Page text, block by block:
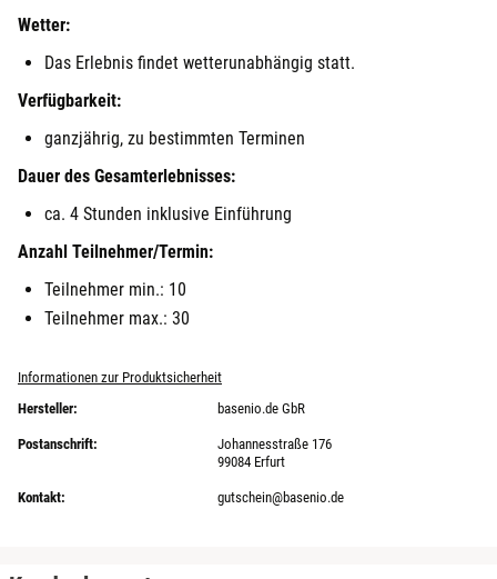
Wetter:
Das Erlebnis findet wetterunabhängig statt.
Verfügbarkeit:
ganzjährig, zu bestimmten Terminen
Dauer des Gesamterlebnisses:
ca. 4 Stunden inklusive Einführung
Anzahl Teilnehmer/Termin:
Teilnehmer min.: 10
Teilnehmer max.: 30
Informationen zur Produktsicherheit
Hersteller:
basenio.de GbR
Postanschrift:
Johannesstraße 176
99084 Erfurt
Kontakt: gutschein@basenio.de